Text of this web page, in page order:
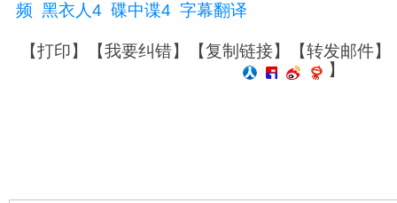
频 黑衣人4 碟中谍4 字幕翻译
【打印】【我要纠错】【复制链接】【转发邮件】
】